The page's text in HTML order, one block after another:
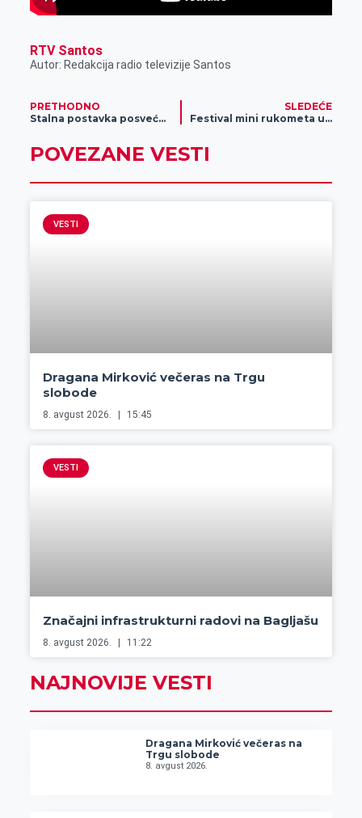
RTV Santos
Autor: Redakcija radio televizije Santos
PRETHODNO
Stalna postavka posvećena fotografiji
SLEDEĆE
Festival mini rukometa u Zrenjaninu
POVEZANE VESTI
VESTI
Dragana Mirković večeras na Trgu
slobode
8. avgust 2026. 15:45
VESTI
Značajni infrastrukturni radovi na Bagljašu
8. avgust 2026. 11:22
NAJNOVIJE VESTI
Dragana Mirković večeras na
Trgu slobode
8. avgust 2026.